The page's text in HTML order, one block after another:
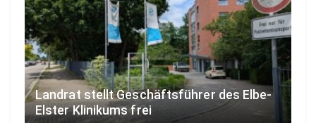
Landrat stellt Geschäftsführer des Elbe-
Elster Klinikums frei